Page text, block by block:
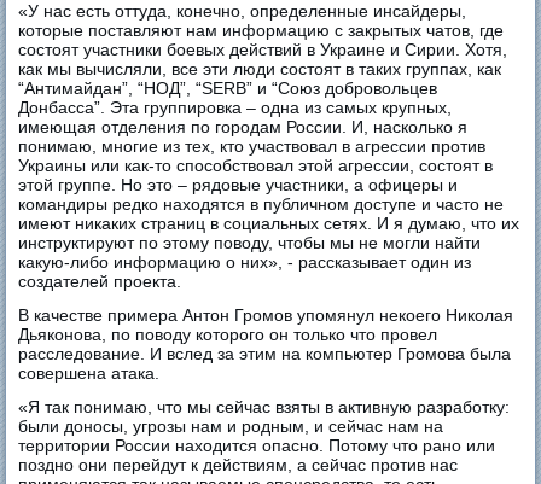
«У нас есть оттуда, конечно, определенные инсайдеры,
которые поставляют нам информацию с закрытых чатов, где
состоят участники боевых действий в Украине и Сирии. Хотя,
как мы вычисляли, все эти люди состоят в таких группах, как
“Антимайдан”, “НОД”, “SERB” и “Союз добровольцев
Донбасса”. Эта группировка – одна из самых крупных,
имеющая отделения по городам России. И, насколько я
понимаю, многие из тех, кто участвовал в агрессии против
Украины или как-то способствовал этой агрессии, состоят в
этой группе. Но это – рядовые участники, а офицеры и
командиры редко находятся в публичном доступе и часто не
имеют никаких страниц в социальных сетях. И я думаю, что их
инструктируют по этому поводу, чтобы мы не могли найти
какую-либо информацию о них», - рассказывает один из
создателей проекта.
В качестве примера Антон Громов упомянул некоего Николая
Дьяконова, по поводу которого он только что провел
расследование. И вслед за этим на компьютер Громова была
совершена атака.
«Я так понимаю, что мы сейчас взяты в активную разработку:
были доносы, угрозы нам и родным, и сейчас нам на
территории России находится опасно. Потому что рано или
поздно они перейдут к действиям, а сейчас против нас